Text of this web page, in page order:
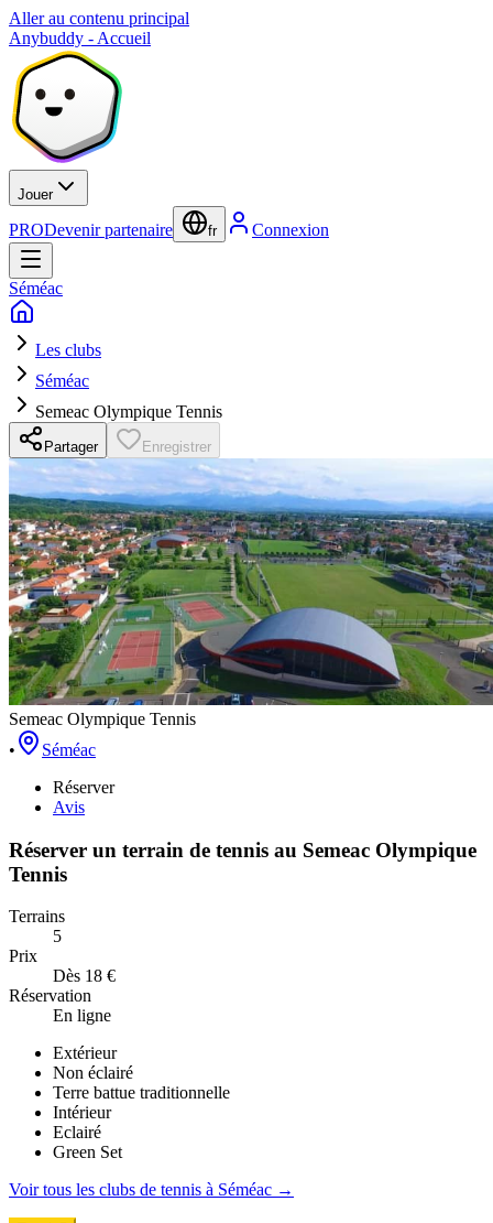
Aller au contenu principal
Anybuddy - Accueil
Jouer
PRODevenir partenaire fr Connexion
Séméac
Les clubs
Séméac
Semeac Olympique Tennis
Partager Enregistrer
Semeac Olympique Tennis
•
Séméac
Réserver
Avis
Réserver un terrain de tennis au Semeac Olympique
Tennis
Terrains
5
Prix
Dès 18 €
Réservation
En ligne
Extérieur
Non éclairé
Terre battue traditionnelle
Intérieur
Eclairé
Green Set
Voir tous les clubs de tennis à Séméac →